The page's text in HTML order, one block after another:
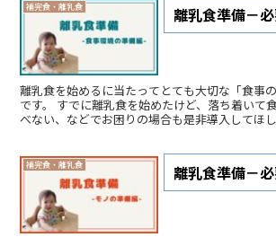
補完食・離乳食 離乳食準備－
離乳食を始めるに当たってとても大切な「食事
です。 すでに離乳食を始めたけど、落ち着いて食卓につけない、食
べない、などでお困りの場合も是非導入してほし
補完食・離乳食 離乳食準備－